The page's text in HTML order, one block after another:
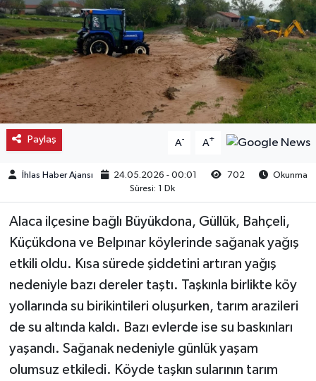
Paylaş A- A+
İhlas Haber Ajansı 24.05.2026 - 00:01 702
Okunma
Süresi: 1 Dk
Alaca ilçesine bağlı Büyükdona, Güllük, Bahçeli,
Küçükdona ve Belpınar köylerinde sağanak yağış
etkili oldu. Kısa sürede şiddetini artıran yağış
nedeniyle bazı dereler taştı. Taşkınla birlikte köy
yollarında su birikintileri oluşurken, tarım arazileri
de su altında kaldı. Bazı evlerde ise su baskınları
yaşandı. Sağanak nedeniyle günlük yaşam
olumsuz etkiledi. Köyde taşkın sularının tarım
Laçin
Mecitözü
Oğuzlar
Ortaköy
Osmancık
Uğurludağ
Sağlık